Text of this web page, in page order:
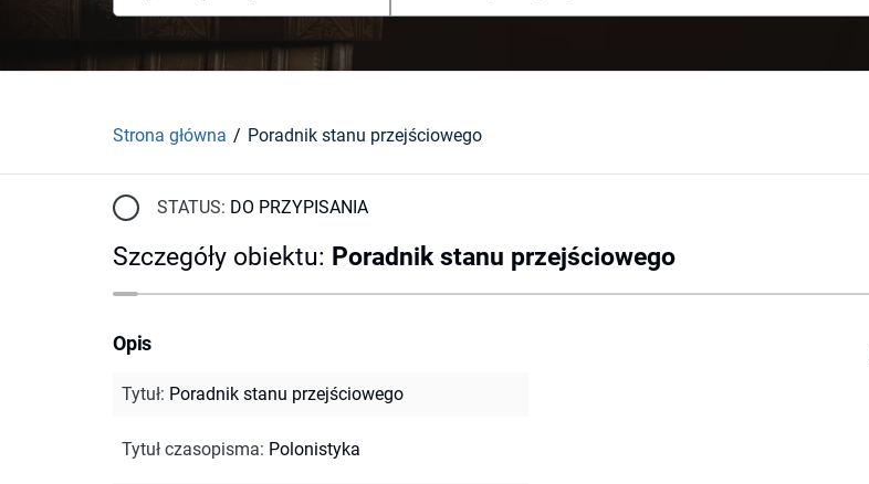
Strona główna Poradnik stanu przejściowego
STATUS: DO PRZYPISANIA
Szczegóły obiektu: Poradnik stanu przejściowego
Opis
Tytuł: Poradnik stanu przejściowego
Tytuł czasopisma: Polonistyka